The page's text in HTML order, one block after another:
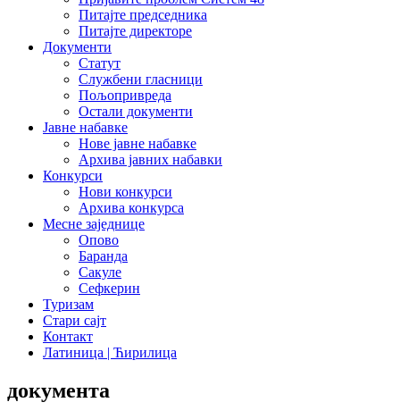
Питајте председника
Питајте директоре
Документи
Статут
Службени гласници
Пољопривреда
Остали документи
Јавне набавке
Нове јавне набавке
Архива јавних набавки
Конкурси
Нови конкурси
Архива конкурса
Месне заједнице
Опово
Баранда
Сакуле
Сефкерин
Туризам
Стари сајт
Контакт
Латиница | Ћирилица
документа